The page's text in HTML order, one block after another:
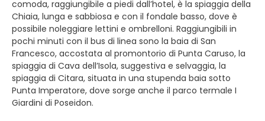
comoda, raggiungibile a piedi dall’hotel, è la spiaggia della
Chiaia, lunga e sabbiosa e con il fondale basso, dove è
possibile noleggiare lettini e ombrelloni. Raggiungibili in
pochi minuti con il bus di linea sono la baia di San
Francesco, accostata al promontorio di Punta Caruso, la
spiaggia di Cava dell’Isola, suggestiva e selvaggia, la
spiaggia di Citara, situata in una stupenda baia sotto
Punta Imperatore, dove sorge anche il parco termale I
Giardini di Poseidon.